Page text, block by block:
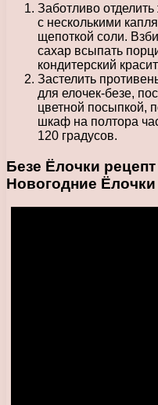
Заботливо отделить
с несколькими
щепоткой соли.
сахар всыпать
кондитерский
Застелить
для елочек-безе,
цветной посыпкой,
шкаф на полтора
120 градусов.
Безе Ёлочки
Новогодние